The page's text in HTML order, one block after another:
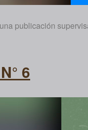
publicación
6